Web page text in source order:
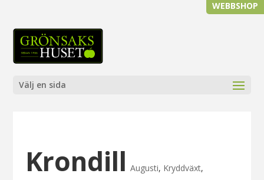
WEBBSHOP
Välj en sida
Krondill Augusti, Kryddväxt,